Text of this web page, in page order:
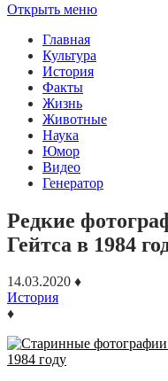
Открыть меню
Главная
Культура
История
Факты
Жизнь
Животные
Наука
Юмор
Видео
Генератор
Редкие
Гейтса в 1984
14.03.2020 ♦
История
♦